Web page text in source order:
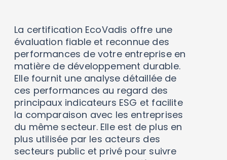
La certification EcoVadis offre une
évaluation fiable et reconnue des
performances de votre entreprise en
matière de développement durable.
Elle fournit une analyse détaillée de
ces performances au regard des
principaux indicateurs ESG et facilite
la comparaison avec les entreprises
du même secteur. Elle est de plus en
plus utilisée par les acteurs des
secteurs public et privé pour suivre